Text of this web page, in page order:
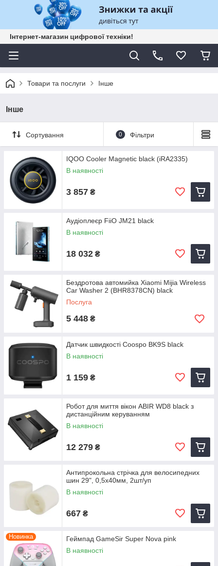
Інтернет-магазин цифрової техніки!
Товари та послуги Інше
Інше
Сортування 0 Фільтри
IQOO Cooler Magnetic black (iRA2335)
В наявності
3 857 ₴
Аудіоплеєр FiiO JM21 black
В наявності
18 032 ₴
Бездротова автомийка Xiaomi Mijia Wireless
Car Washer 2 (BHR8378CN) black
Послуга
5 448 ₴
Датчик швидкості Coospo BK9S black
В наявності
1 159 ₴
Робот для миття вікон ABIR WD8 black з
дистанційним керуванням
В наявності
12 279 ₴
Антипрокольна стрічка для велосипедних
шин 29", 0,5х40мм, 2шт/уп
В наявності
667 ₴
Новинка
Геймпад GameSir Super Nova pink
В наявності